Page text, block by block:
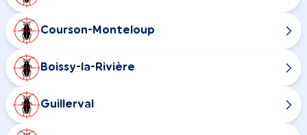
Courson-Monteloup
Boissy-la-Rivière
Guillerval